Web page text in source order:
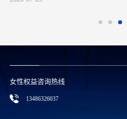
女性权益咨询热线
13486326037